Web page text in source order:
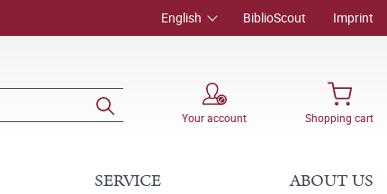
English BiblioScout Imprint
Your account Shopping cart
SERVICE ABOUT US